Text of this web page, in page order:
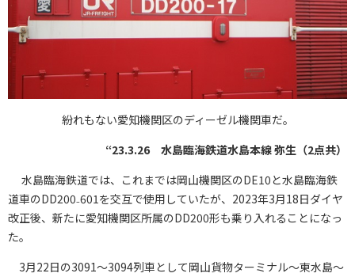
紛れもない愛知機関区のディーゼル機関車だ。
“23.3.26 水島臨海鉄道水島本線 弥生（2点共）
水島臨海鉄道では、これまでは岡山機関区のDE10と水島臨海鉄
道車のDD200₋601を交互で使用していたが、2023年3月18日ダイヤ
改正後、新たに愛知機関区所属のDD200形も乗り入れることになっ
た。
3月22日の3091〜3094列車として岡山貨物ターミナル〜東水島〜